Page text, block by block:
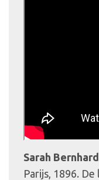
Sarah
Parijs, 1896.